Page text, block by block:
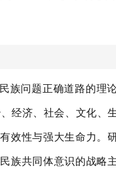
族问题正确道路的理
经济、社会、文化、
效性与强大生命力。
族共同体意识的战略